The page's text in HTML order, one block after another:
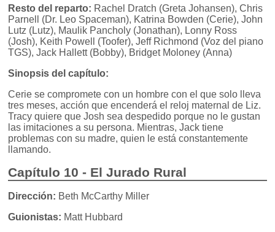
Resto del reparto: Rachel Dratch (Greta Johansen), Chris
Parnell (Dr. Leo Spaceman), Katrina Bowden (Cerie), John
Lutz (Lutz), Maulik Pancholy (Jonathan), Lonny Ross
(Josh), Keith Powell (Toofer), Jeff Richmond (Voz del piano
TGS), Jack Hallett (Bobby), Bridget Moloney (Anna)
Sinopsis del capítulo:
Cerie se compromete con un hombre con el que solo lleva
tres meses, acción que encenderá el reloj maternal de Liz.
Tracy quiere que Josh sea despedido porque no le gustan
las imitaciones a su persona. Mientras, Jack tiene
problemas con su madre, quien le está constantemente
llamando.
Capítulo 10 - El Jurado Rural
Dirección: Beth McCarthy Miller
Guionistas: Matt Hubbard